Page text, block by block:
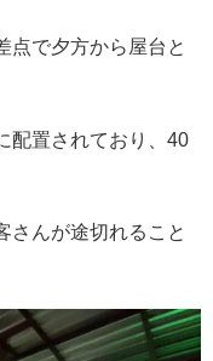
点で夕方から屋台と
配置されており、40
さんが途切れること